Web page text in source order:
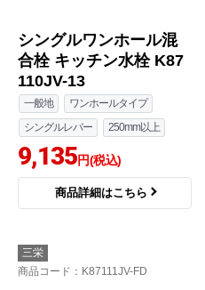
シングルワンホール混
合栓 キッチン水栓 K87
110JV-13
一般地
ワンホールタイプ
シングルレバー
250mm以上
9,135円(税込)
商品詳細はこちら
三栄
商品コード ：K87111JV-FD